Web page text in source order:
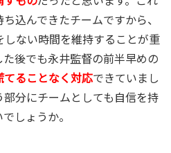
込んできたチームですから、
ない時間を維持することが重
後でも永井監督の前半早めの
てることなく対応できていまし
分にチームとしても自信を持
しょうか。